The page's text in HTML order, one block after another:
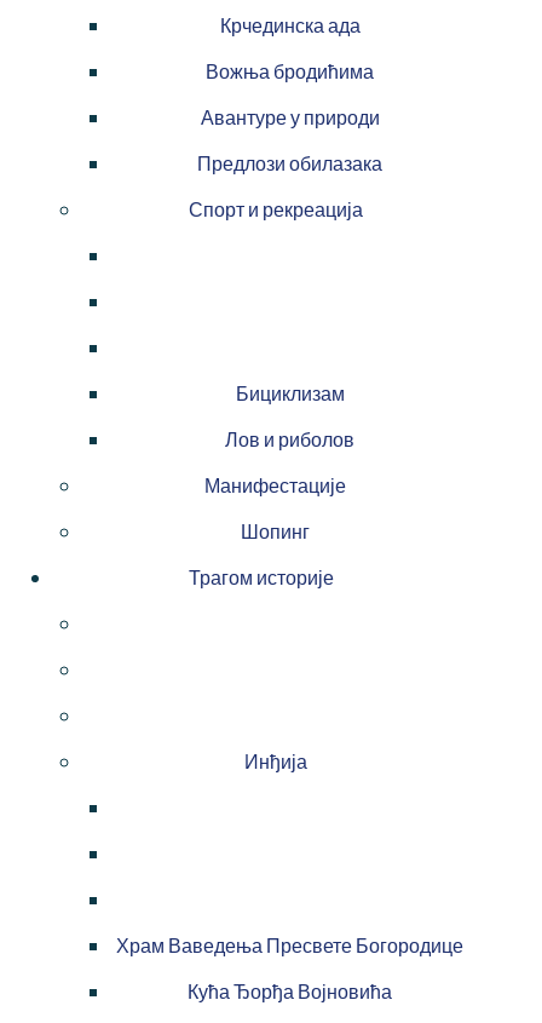
Крчединска ада
Вожња бродићима
Авантуре у природи
Предлози обилазака
Спорт и рекреација
Бициклизам
Лов и риболов
Манифестације
Шопинг
Трагом историје
Инђија
Храм Ваведења Пресвете Богородице
Кућа Ђорђа Војновића